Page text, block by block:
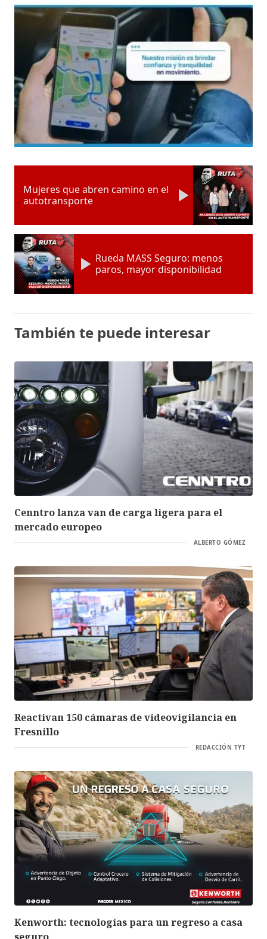
Mujeres que abren camino en el
autotransporte
Rueda MASS Seguro: menos
paros, mayor disponibilidad
También te puede interesar
Cenntro lanza van de carga ligera para el
mercado europeo
ALBERTO GÓMEZ
Reactivan 150 cámaras de videovigilancia en
Fresnillo
REDACCIÓN TYT
Kenworth: tecnologías para un regreso a casa
seguro